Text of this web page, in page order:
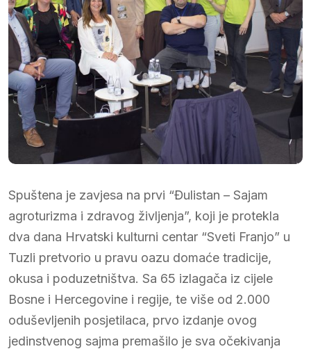
Spuštena je zavjesa na prvi “Đulistan – Sajam
agroturizma i zdravog življenja”, koji je protekla
dva dana Hrvatski kulturni centar “Sveti Franjo” u
Tuzli pretvorio u pravu oazu domaće tradicije,
okusa i poduzetništva. Sa 65 izlagača iz cijele
Bosne i Hercegovine i regije, te više od 2.000
oduševljenih posjetilaca, prvo izdanje ovog
jedinstvenog sajma premašilo je sva očekivanja